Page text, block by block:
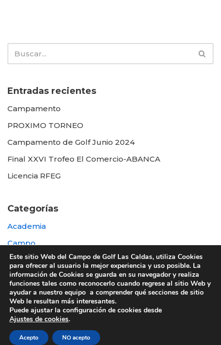
Entradas recientes
Campamento
PROXIMO TORNEO
Campamento de Golf Junio 2024
Final XXVI Trofeo El Comercio-ABANCA
Licencia RFEG
Categorías
Academia
Campo
Destacada
Otras
© 2022 UTE GOLF LAS CALDAS -
Este sitio Web del Campo de Golf Las Caldas, utiliza Cookies
para ofrecer al usuario la mejor experiencia y uso posible. La
información de Cookies se guarda en su navegador y realiza
funciones tales como reconocerlo cuando regrese al sitio Web y
ayudar a nuestro equipo a comprender qué secciones de sitio
Web le resultan más interesantes.
Puede ajustar la configuración de cookies desde
Ajustes de cookies.
Acepto NO acepto